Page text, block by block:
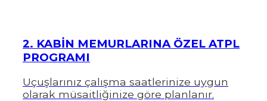
2. KABİN MEMURLARINA ÖZEL ATPL
PROGRAMI
Uçuşlarınız çalışma saatlerinize uygun
olarak müsaitliğinize göre planlanır.